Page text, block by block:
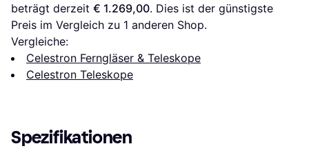
beträgt derzeit € 1.269,00. Dies ist der günstigste
Preis im Vergleich zu 1 anderen Shop.
Vergleiche:
Celestron Ferngläser & Teleskope
Celestron Teleskope
Spezifikationen